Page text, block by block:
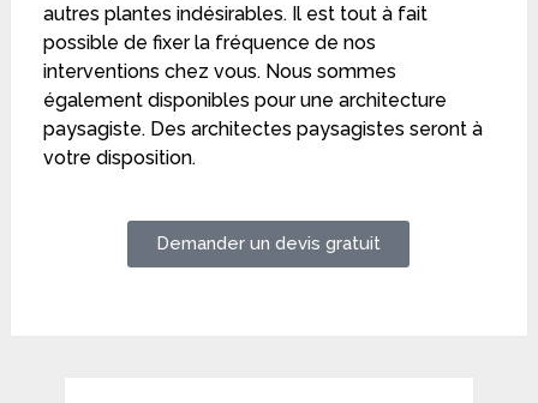
autres plantes indésirables. Il est tout à fait
possible de fixer la fréquence de nos
interventions chez vous. Nous sommes
également disponibles pour une architecture
paysagiste. Des architectes paysagistes seront à
votre disposition.
Demander un devis gratuit